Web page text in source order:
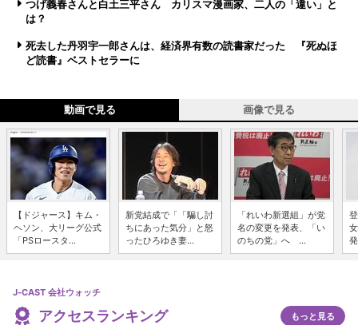
つげ義春さんと白土三平さん カリスマ漫画家、二人の「違い」と
は？
死去した丹羽宇一郎さんは、経済界有数の読書家だった 『死ぬほ
ど読書』ベストセラーに
動画で見る 画像で見る
【ドジャース】キム・
ヘソン、大リーグ公式
「PSロースタ...
新党結成で「「騙し討
ちにあった気分」と怒
ったひろゆき妻...
「れいわ新選組」が党
名の変更を発表、「い
のちの党」へ ...
J-CAST 会社ウォッチ
アクセスランキング もっと見る